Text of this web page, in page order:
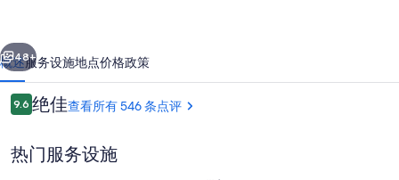
片
库
个 下一个
48+
概述服务设施地点价格政策
点
评
9.69.6/10
绝佳查看所有 546 条点评
热门服务设施